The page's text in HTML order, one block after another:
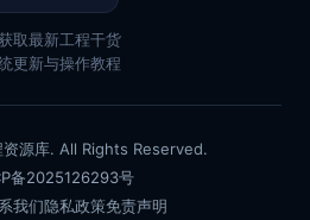
取最新工程干货
更新与操作教程
源库. All Rights Reserved.
备2025126293号
我们隐私政策免责声明